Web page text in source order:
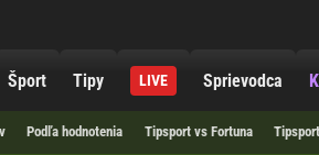
Podľa hodnotenia Tipsport vs Fortuna
Šport Tipy LIVE Sprievodca